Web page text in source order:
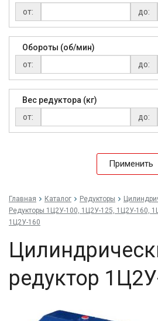
от:
до:
Обороты (об/мин)
от:
до:
Вес редуктора (кг)
от:
до:
Применить
Главная Каталог Редукторы
Редукторы 1Ц2У-100, 1Ц2У-125, 1Ц2У-160,
1Ц2У-160
редуктор